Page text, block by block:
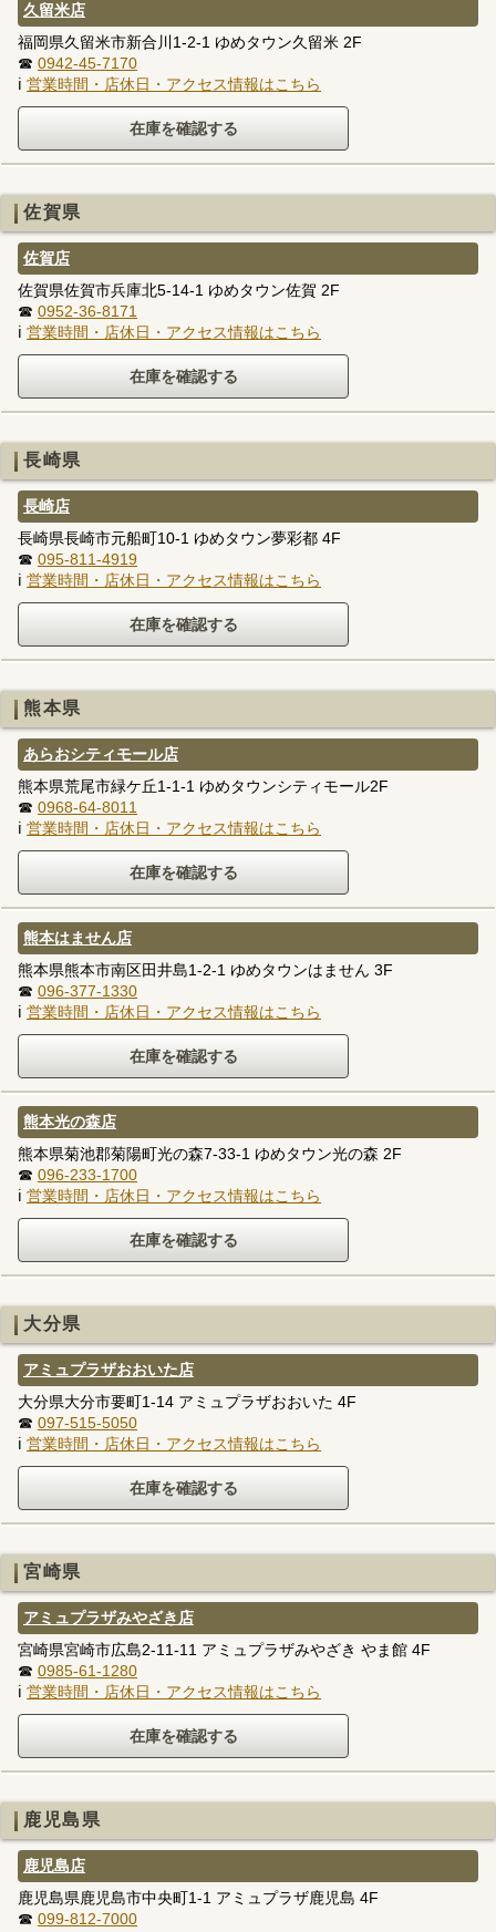
久留米店
福岡県久留米市新合川1-2-1 ゆめタウン久留米 2F
☎ 0942-45-7170
ℹ 営業時間・店休日・アクセス情報はこちら
佐賀県
佐賀店
佐賀県佐賀市兵庫北5-14-1 ゆめタウン佐賀 2F
☎ 0952-36-8171
ℹ 営業時間・店休日・アクセス情報はこちら
長崎県
長崎店
長崎県長崎市元船町10-1 ゆめタウン夢彩都 4F
☎ 095-811-4919
ℹ 営業時間・店休日・アクセス情報はこちら
熊本県
あらおシティモール店
熊本県荒尾市緑ケ丘1-1-1 ゆめタウンシティモール2F
☎ 0968-64-8011
ℹ 営業時間・店休日・アクセス情報はこちら
熊本はません店
熊本県熊本市南区田井島1-2-1 ゆめタウンはません 3F
☎ 096-377-1330
ℹ 営業時間・店休日・アクセス情報はこちら
熊本光の森店
熊本県菊池郡菊陽町光の森7-33-1 ゆめタウン光の森 2F
☎ 096-233-1700
ℹ 営業時間・店休日・アクセス情報はこちら
大分県
アミュプラザおおいた店
大分県大分市要町1-14 アミュプラザおおいた 4F
☎ 097-515-5050
ℹ 営業時間・店休日・アクセス情報はこちら
宮崎県
アミュプラザみやざき店
宮崎県宮崎市広島2-11-11 アミュプラザみやざき やま館 4F
☎ 0985-61-1280
ℹ 営業時間・店休日・アクセス情報はこちら
鹿児島県
鹿児島店
鹿児島県鹿児島市中央町1-1 アミュプラザ鹿児島 4F
☎ 099-812-7000